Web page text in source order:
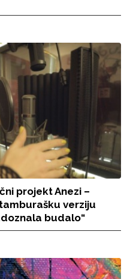
projekt Anezi –
verziju
budalo“